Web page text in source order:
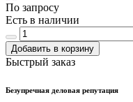
По запросу
Есть в наличии
Добавить в корзину
Быстрый заказ
Безупречная деловая репутация